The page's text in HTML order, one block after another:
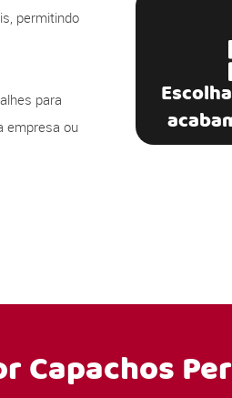
permitindo
para
empresa ou
Capachos